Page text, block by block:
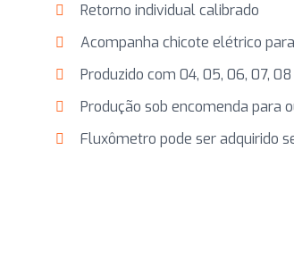
Retorno individual calibrado
Acompanha chicote elétrico
Produzido com 04, 05, 06, 07,
Produção sob encomenda para
Fluxômetro pode ser adquirido